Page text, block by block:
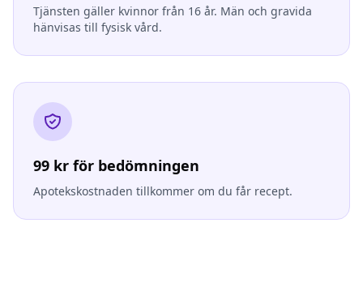
Tjänsten gäller kvinnor från 16 år. Män och gravida
hänvisas till fysisk vård.
99 kr för bedömningen
Apotekskostnaden tillkommer om du får recept.